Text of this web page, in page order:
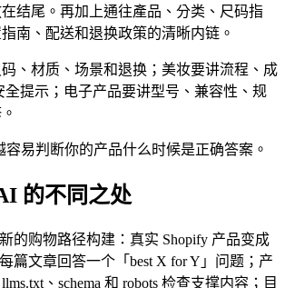
结尾。再加上通往產品、分类、尺码指
南、配送和退换政策的清晰内链。
、材质、场景和退换；美妆要讲流程、成
全提示；电子产品要讲型号、兼容性、规
容易判断你的产品什么时候是正确答案。
的不同之处
的购物路径构建：真实 Shopify 产品变成
篇文章回答一个「best X for Y」问题；产
、schema 和 robots 检查支撑内容；目